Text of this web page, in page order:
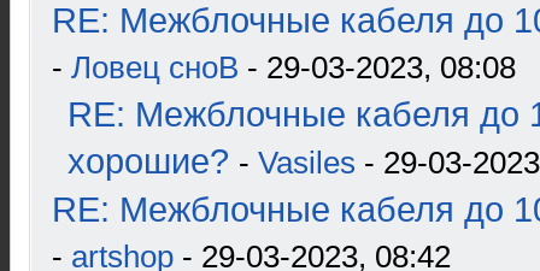
RE: Межблочные кабеля до
- Ловец сноВ - 29-03-2023, 08:08
RE: Межблочные кабеля до
хорошие? - Vasiles - 29-03-
RE: Межблочные кабеля до
- artshop - 29-03-2023, 08:42